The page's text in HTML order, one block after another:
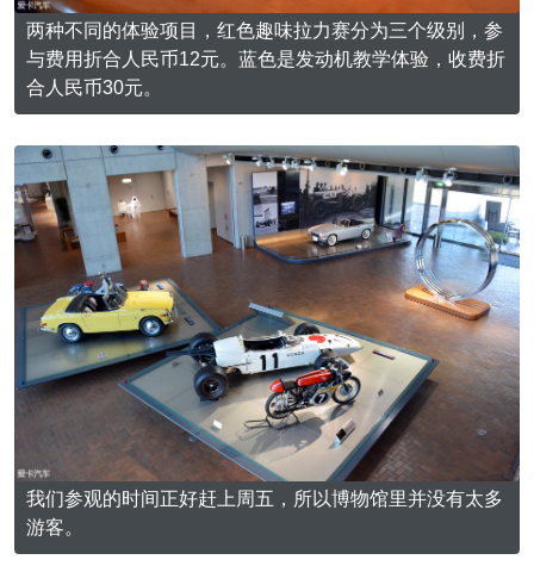
两种不同的体验项目，红色趣味拉力赛分为三个级别，参
与费用折合人民币12元。蓝色是发动机教学体验，收费折
合人民币30元。
我们参观的时间正好赶上周五，所以博物馆里并没有太多
游客。